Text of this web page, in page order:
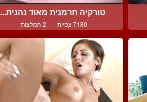
טורקיה חרמנית מאוד נהנית...
7180 צפיות | 2 המלצות